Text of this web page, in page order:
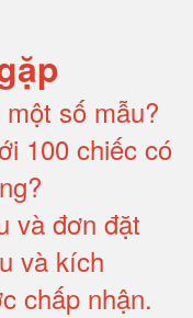
số mẫu?
100 chiếc có
và đơn đặt
và kích
chấp nhận.